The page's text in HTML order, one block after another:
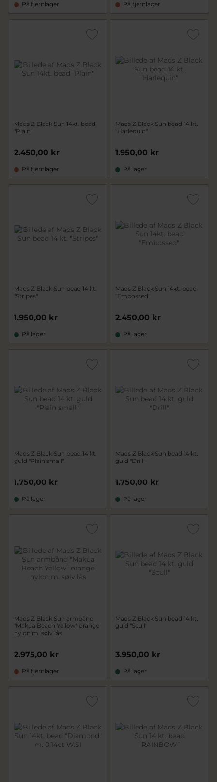
På fjernlager På fjernlager
Mads Z Black Sun 14kt. bead
"Plain"
2.450,00 kr
På fjernlager
Mads Z Black Sun bead 14 kt.
"Harlequin"
1.950,00 kr
På lager
Mads Z Black Sun bead 14 kt.
"Stripes"
1.950,00 kr
På lager
Mads Z Black Sun 14kt. bead
"Embossed"
2.450,00 kr
På lager
Mads Z Black Sun bead 14 kt.
guld "Plain small"
1.750,00 kr
På lager
Mads Z Black Sun bead 14 kt.
guld "Drill"
1.750,00 kr
På lager
Mads Z Black Sun armbånd
"Makua Beach Yellow" orange
nylon m. sølv lås
2.975,00 kr
På fjernlager
Mads Z Black Sun bead 14 kt.
guld "Scull"
3.950,00 kr
På lager